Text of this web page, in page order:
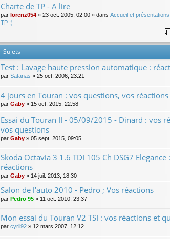
Charte de TP - A lire
par lorenz054 » 23 oct. 2005, 02:00 » dans Accueil et
TP :)
Sujets
Test : Lavage haute pression automatique :
par Satanas » 25 oct. 2006, 23:21
4 jours en Touran : vos questions, vos réactions
par Gaby » 15 oct. 2015, 22:58
Essai du Touran II - 05/09/2015 - Dinard : vos
vos questions
par Gaby » 05 sept. 2015, 09:05
Skoda Octavia 3 1.6 TDI 105 Ch DSG7 Elegance
réactions
par Gaby » 14 juil. 2013, 18:30
Salon de l'auto 2010 - Pedro ; Vos réactions
par Pedro 95 » 11 oct. 2010, 23:37
Mon essai du Touran V2 TSI : vos réactions et
par cyril92 » 12 mars 2007, 12:12